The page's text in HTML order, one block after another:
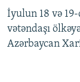
İyulun 18 və
vətəndaşı
Azərbaycan